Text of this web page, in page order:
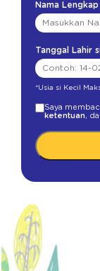
Nama Lengkap
Tanggal Lahir
*Usia si Kecil
Saya
ketentuan,